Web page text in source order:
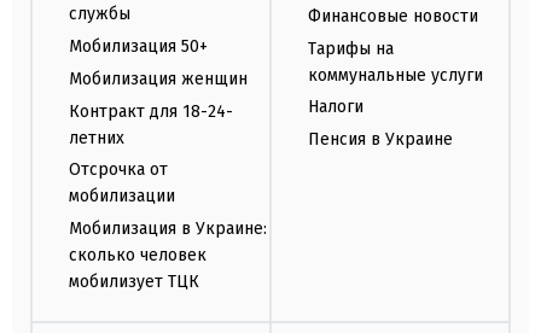
службы
Мобилизация 50+
Мобилизация женщин
Контракт для 18-24-
летних
Отсрочка от
мобилизации
Мобилизация в Украине:
сколько человек
мобилизует ТЦК
Финансовые новости
Тарифы на
коммунальные услуги
Налоги
Пенсия в Украине